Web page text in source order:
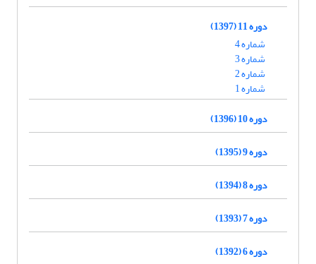
دوره 11 (1397)
شماره 4
شماره 3
شماره 2
شماره 1
دوره 10 (1396)
دوره 9 (1395)
دوره 8 (1394)
دوره 7 (1393)
دوره 6 (1392)